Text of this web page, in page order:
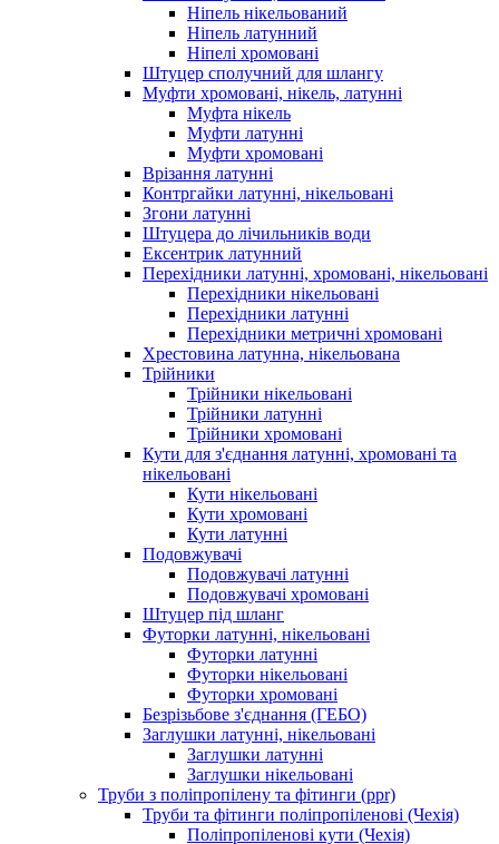
Ніпель нікельований
Ніпель латунний
Ніпелі хромовані
Штуцер сполучний для шлангу
Муфти хромовані, нікель, латунні
Муфта нікель
Муфти латунні
Муфти хромовані
Врізання латунні
Контргайки латунні, нікельовані
Згони латунні
Штуцера до лічильників води
Ексентрик латунний
Перехідники латунні, хромовані, нікельовані
Перехідники нікельовані
Перехідники латунні
Перехідники метричні хромовані
Хрестовина латунна, нікельована
Трійники
Трійники нікельовані
Трійники латунні
Трійники хромовані
Кути для з'єднання латунні, хромовані та
нікельовані
Кути нікельовані
Кути хромовані
Кути латунні
Подовжувачі
Подовжувачі латунні
Подовжувачі хромовані
Штуцер під шланг
Футорки латунні, нікельовані
Футорки латунні
Футорки нікельовані
Футорки хромовані
Безрізьбове з'єднання (ГЕБО)
Заглушки латунні, нікельовані
Заглушки латунні
Заглушки нікельовані
Труби з поліпропілену та фітинги (ppr)
Труби та фітинги поліпропіленові (Чехія)
Поліпропіленові кути (Чехія)